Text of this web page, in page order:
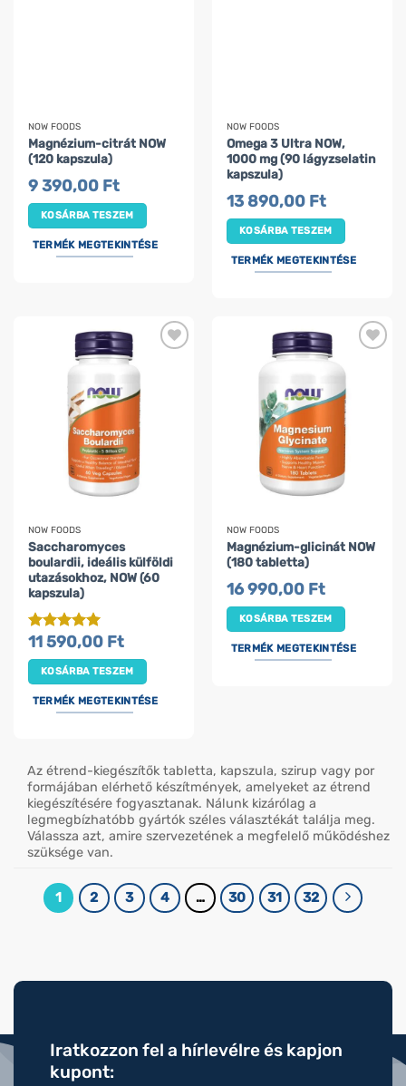
NOW FOODS
Magnézium-citrát NOW
(120 kapszula)
9 390,00 Ft
KOSÁRBA TESZEM
TERMÉK MEGTEKINTÉSE
NOW FOODS
Omega 3 Ultra NOW,
1000 mg (90 lágyzselatin
kapszula)
13 890,00 Ft
KOSÁRBA TESZEM
TERMÉK MEGTEKINTÉSE
NOW FOODS
Saccharomyces
boulardii, ideális külföldi
utazásokhoz, NOW (60
kapszula)
Értékelés:5
11 590,00 Ft
KOSÁRBA TESZEM
TERMÉK MEGTEKINTÉSE
NOW FOODS
Magnézium-glicinát NOW
(180 tabletta)
16 990,00 Ft
KOSÁRBA TESZEM
TERMÉK MEGTEKINTÉSE
Az étrend-kiegészítők tabletta, kapszula, szirup vagy por
formájában elérhető készítmények, amelyeket az étrend
kiegészítésére fogyasztanak. Nálunk kizárólag a
legmegbízhatóbb gyártók széles választékát találja meg.
Válassza azt, amire szervezetének a megfelelő működéshez
szüksége van.
1 2 3 4 … 30 31 32
Iratkozzon fel a hírlevélre és kapjon
kupont: